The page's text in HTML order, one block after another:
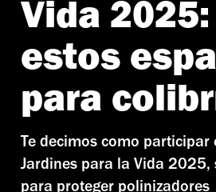
Vida
estos
para
Te decimos como participar
Jardines para la Vida 2025,
para proteger polinizadores